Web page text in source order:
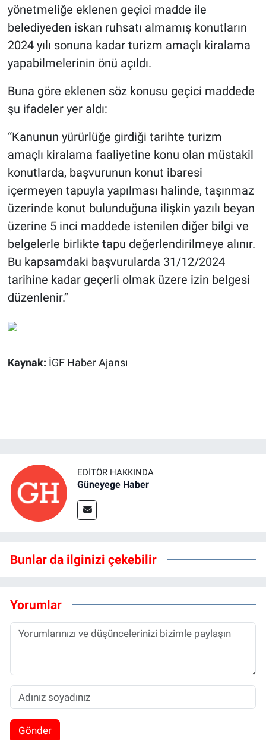
yönetmeliğe eklenen geçici madde ile
belediyeden iskan ruhsatı almamış konutların
2024 yılı sonuna kadar turizm amaçlı kiralama
yapabilmelerinin önü açıldı.
Buna göre eklenen söz konusu geçici maddede
şu ifadeler yer aldı:
“Kanunun yürürlüğe girdiği tarihte turizm
amaçlı kiralama faaliyetine konu olan müstakil
konutlarda, başvurunun konut ibaresi
içermeyen tapuyla yapılması halinde, taşınmaz
üzerinde konut bulunduğuna ilişkin yazılı beyan
üzerine 5 inci maddede istenilen diğer bilgi ve
belgelerle birlikte tapu değerlendirilmeye alınır.
Bu kapsamdaki başvurularda 31/12/2024
tarihine kadar geçerli olmak üzere izin belgesi
düzenlenir.”
Kaynak: İGF Haber Ajansı
EDITÖR HAKKINDA
Güneyege Haber
Bunlar da ilginizi çekebilir
Yorumlar
Gönder